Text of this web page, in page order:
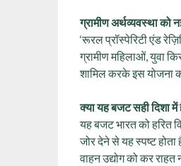
ग्रामीण अर्थव्यवस्था को
‘रूरल प्रॉस्पेरिटी एंड
ग्रामीण महिलाओं, युवा
शामिल करके इस योजना
क्या यह बजट सही दिशा में
यह बजट भारत को हरित
जोर देने से यह स्पष्ट
वाहन उद्योग को कर